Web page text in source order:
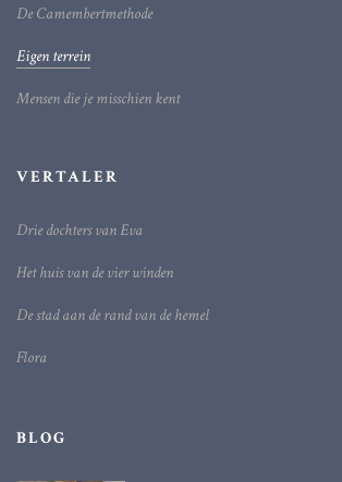
De Camembertmethode
Eigen terrein
Mensen die je misschien kent
VERTALER
Drie dochters van Eva
Het huis van de vier winden
De stad aan de rand van de hemel
Flora
BLOG